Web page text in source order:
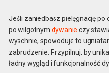
Jeśli zaniedbasz pielęgnację po
po wilgotnym dywanie czy
wyschnie, spowoduje to
zabrudzenie. Przypilnuj, by
ładny wygląd i funkcjonalność